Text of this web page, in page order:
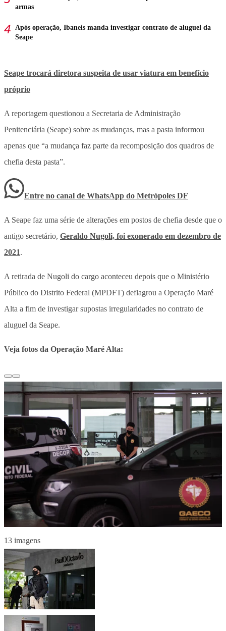
armas
Após operação, Ibaneis manda investigar contrato de aluguel da
Seape
Seape trocará diretora suspeita de usar viatura em benefício
próprio
A reportagem questionou a Secretaria de Administração
Penitenciária (Seape) sobre as mudanças, mas a pasta informou
apenas que “a mudança faz parte da recomposição dos quadros de
chefia desta pasta”.
Entre no canal de WhatsApp do Metrópoles DF
A Seape faz uma série de alterações em postos de chefia desde que o
antigo secretário, Geraldo Nugoli, foi exonerado em dezembro de
2021.
A retirada de Nugoli do cargo aconteceu depois que o Ministério
Público do Distrito Federal (MPDFT) deflagrou a Operação Maré
Alta a fim de investigar supostas irregularidades no contrato de
aluguel da Seape.
Veja fotos da Operação Maré Alta:
13 imagens